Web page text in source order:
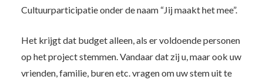
Cultuurparticipatie onder de naam “Jij maakt het mee”.
Het krijgt dat budget alleen, als er voldoende personen
op het project stemmen. Vandaar dat zij u, maar ook uw
vrienden, familie, buren etc. vragen om uw stem uit te